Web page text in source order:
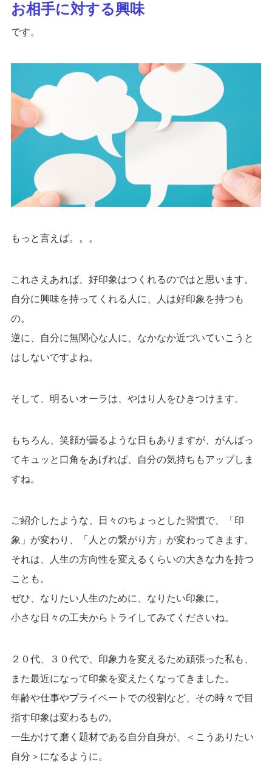
お相手に対する興味
です。
もっと言えば。。。
これさえあれば、好印象はつくれるのではと思います。
自分に興味を持ってくれる人に、人は好印象を持つも
の。
逆に、自分に無関心な人に、なかなか近づいていこうと
はしないですよね。
そして、明るいオーラは、やはり人をひきつけます。
もちろん、笑顔が曇るような日もありますが、がんばっ
てキュッと口角をあげれば、自分の気持ちもアップしま
すね。
ご紹介したような、日々のちょっとした習慣で、「印
象」が変わり、「人との繋がり方」が変わってきます。
それは、人生の方向性を変えるくらいの大きな力を持つ
ことも。
ぜひ、なりたい人生のために、なりたい印象に。
小さな日々の工夫からトライしてみてくださいね。
２０代、３０代で、印象力を変えるため頑張った私も、
また最近になって印象を変えたくなってきました。
年齢や仕事やプライベートでの役割など、その時々で目
指す印象は変わるもの。
一生かけて磨く題材である自分自身が、＜こうありたい
自分＞になるように。